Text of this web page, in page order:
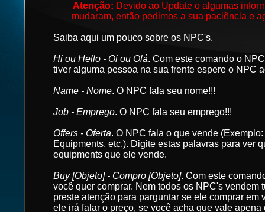
Atenção: Devido ao Update o algumas
mudaram, então pedimos a sua paciência e
Saiba aqui um pouco sobre os NPC's.
Hi ou Hello - Oi ou Olá. Com este comando o
tiver alguma pessoa na sua frente espere o NPC
Name - Nome. O NPC fala seu nome!!!
Job - Emprego. O NPC fala seu emprego!!!
Offers - Oferta. O NPC fala o que vende
Equipments, etc.). Digite estas palavras para ver
equipments que ele vende.
Buy [Objeto] - Compro [Objeto]. Com este
você quer comprar. Nem todos os NPC's vendem
preste atenção para parguntar se ele comprar em
ele irá falar o preço, se você acha que vale